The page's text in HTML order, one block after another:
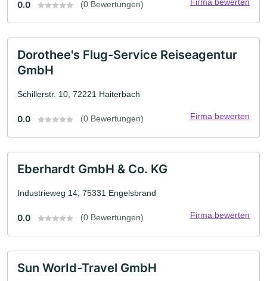
0.0 (0 Bewertungen)
Dorothee's Flug-Service Reiseagentur
GmbH
Schillerstr. 10, 72221 Haiterbach
0.0 (0 Bewertungen) Firma bewerten
Eberhardt GmbH & Co. KG
Industrieweg 14, 75331 Engelsbrand
0.0 (0 Bewertungen) Firma bewerten
Sun WorId-Travel GmbH